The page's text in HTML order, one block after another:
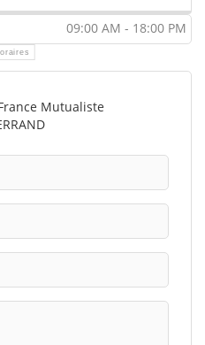
09:00 AM - 18:00 PM
Mutualiste